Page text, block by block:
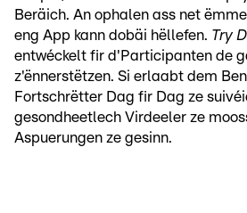
Beräich. An ophalen ass net
eng App kann dobäi hëllefen. Try
entwéckelt fir d'Participanten de
z'ënnerstëtzen. Si erlaabt dem
Fortschrëtter Dag fir Dag ze
gesondheetlech Virdeeler ze
Aspuerungen ze gesinn.